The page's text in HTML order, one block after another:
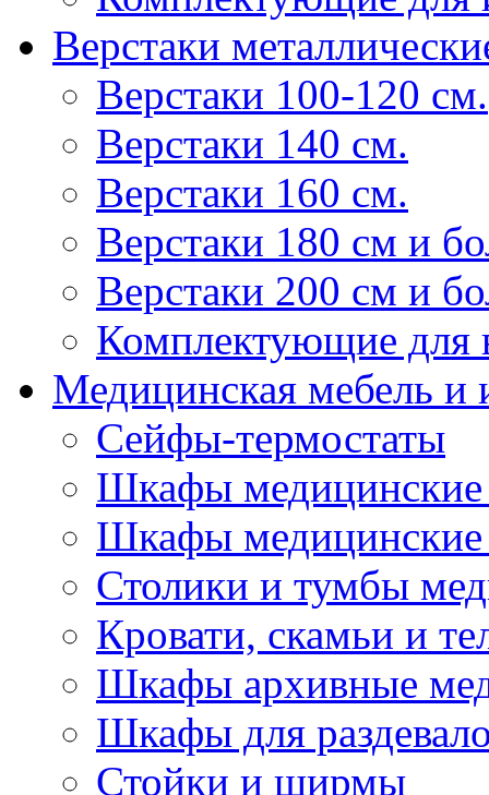
Верстаки
Верстаки 100-120 см.
Верстаки 140 см.
Верстаки 160 см.
Верстаки 180 см и
Верстаки 200 см и
Комплектующие для
Медицинская мебель и
Сейфы-термостаты
Шкафы медицинские
Шкафы медицинские
Столики и тумбы
Кровати, скамьи и
Шкафы архивные
Шкафы для
Стойки и ширмы